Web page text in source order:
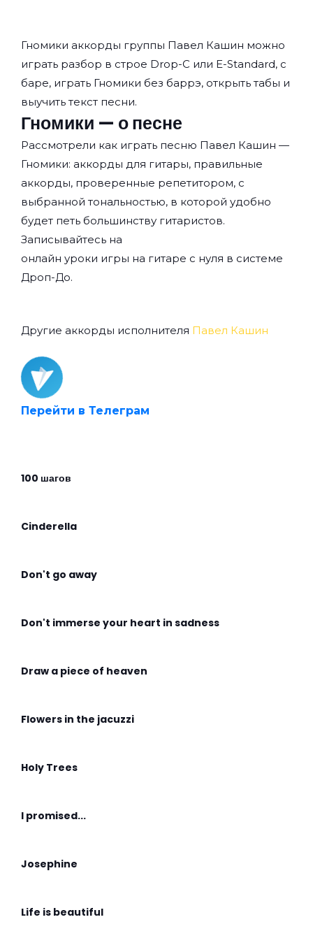
Гномики аккорды группы Павел Кашин можно
играть разбор в строе Drop-C или E-Standard, с
баре, играть Гномики без баррэ, открыть табы и
выучить текст песни.
Гномики — о песне
Рассмотрели как играть песню Павел Кашин —
Гномики: аккорды для гитары, правильные
аккорды, проверенные репетитором, с
выбранной тональностью, в которой удобно
будет петь большинству гитаристов.
Записывайтесь на
онлайн уроки игры на гитаре с нуля в системе
Дроп-До.
Другие аккорды исполнителя Павел Кашин
Перейти в Телеграм
100 шагов
Cinderella
Don't go away
Don't immerse your heart in sadness
Draw a piece of heaven
Flowers in the jacuzzi
Holy Trees
I promised...
Josephine
Life is beautiful